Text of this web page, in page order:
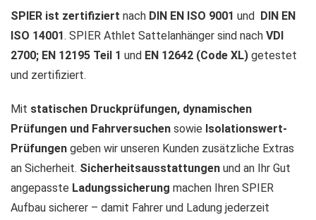
SPIER ist zertifiziert nach DIN EN ISO 9001 und DIN EN
ISO 14001. SPIER Athlet Sattelanhänger sind nach VDI
2700; EN 12195 Teil 1 und EN 12642 (Code XL) getestet
und zertifiziert.
Mit statischen Druckprüfungen, dynamischen
Prüfungen und Fahrversuchen sowie Isolationswert-
Prüfungen geben wir unseren Kunden zusätzliche Extras
an Sicherheit. Sicherheitsausstattungen und an Ihr Gut
angepasste Ladungssicherung machen Ihren SPIER
Aufbau sicherer – damit Fahrer und Ladung jederzeit